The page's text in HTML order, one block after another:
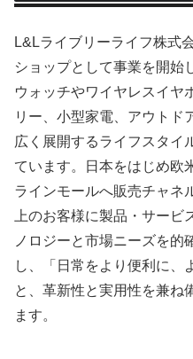
L&Lライブリーライフ株式
ショップとして事業を開始
ウォッチやワイヤレスイヤ
リー、小型家電、アウトド
広く展開するライフスタイ
ています。日本をはじめ欧
ラインモールへ販売チャネ
上のお客様に製品・サービ
ノロジーと市場ニーズを的
し、「日常をより便利に、
と、革新性と実用性を兼ね
ます。